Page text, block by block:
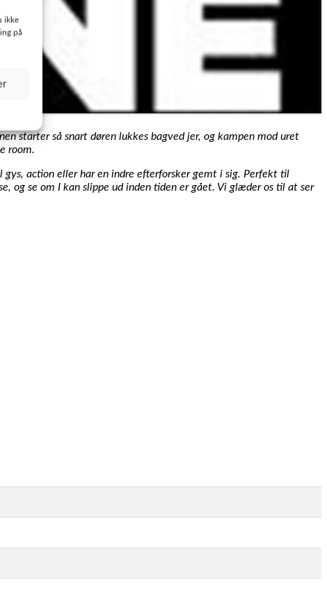
ikke
på
starter så snart døren lukkes bagved jer, og kampen mod uret
room.
action eller har en indre efterforsker gemt i sig. Perfekt til
og se om I kan slippe ud inden tiden er gået. Vi glæder os til at ser